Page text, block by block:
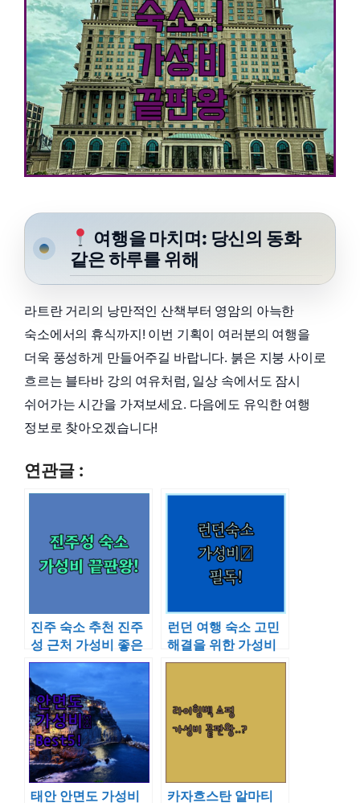
여행을 마치며: 당신의 동화
같은 하루를 위해
라트란 거리의 낭만적인 산책부터 영암의 아늑한
숙소에서의 휴식까지! 이번 기획이 여러분의 여행을
더욱 풍성하게 만들어주길 바랍니다. 붉은 지붕 사이로
흐르는 블타바 강의 여유처럼, 일상 속에서도 잠시
쉬어가는 시간을 가져보세요. 다음에도 유익한 여행
정보로 찾아오겠습니다!
연관글 :
진주 숙소 추천 진주
성 근처 가성비 좋은
호텔 4곳 위치와 이
용 후기 정리
런던 여행 숙소 고민
해결을 위한 가성비
호텔 위치와 시설 정
태안 안면도 가성비 카자흐스탄 알마티